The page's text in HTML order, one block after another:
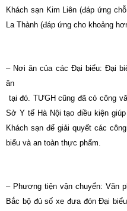
Khách sạn Kim Liên (đáp ứng
La Thành (đáp ứng cho khoảng
– Nơi ăn của các Đại biểu: Đại
ăn
tại đó. TƯGH cũng đã có công
Sở Y tế Hà Nội tạo điều kiện
Khách sạn để giải quyết các
biểu và an toàn thực phẩm.
– Phương tiện vận chuyển: Văn
Bắc bộ đủ số xe đưa đón Đại